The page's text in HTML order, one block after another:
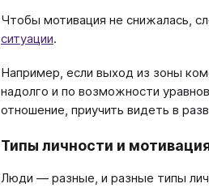
Чтобы мотивация не снижалась,
ситуации.
Например, если выход из зоны
надолго и по возможности
отношение, приучить видеть в
Типы личности и
Люди ― разные, и разные типы